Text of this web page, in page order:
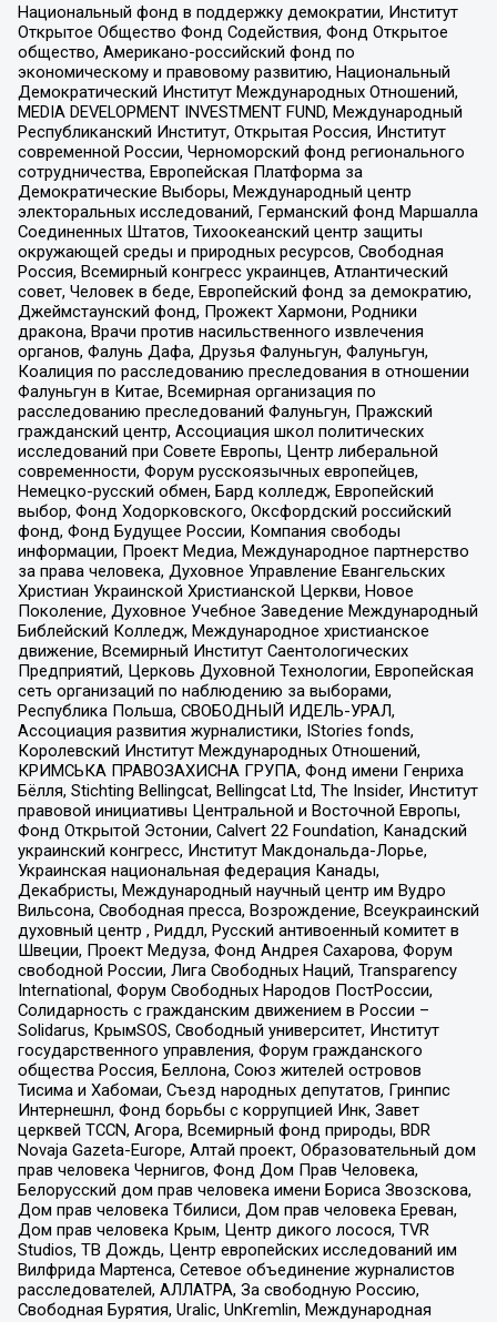
Национальный фонд в поддержку демократии, Институт
Открытое Общество Фонд Содействия, Фонд Открытое
общество, Американо-российский фонд по
экономическому и правовому развитию, Национальный
Демократический Институт Международных Отношений,
MEDIA DEVELOPMENT INVESTMENT FUND, Международный
Республиканский Институт, Открытая Россия, Институт
современной России, Черноморский фонд регионального
сотрудничества, Европейская Платформа за
Демократические Выборы, Международный центр
электоральных исследований, Германский фонд Маршалла
Соединенных Штатов, Тихоокеанский центр защиты
окружающей среды и природных ресурсов, Свободная
Россия, Всемирный конгресс украинцев, Атлантический
совет, Человек в беде, Европейский фонд за демократию,
Джеймстаунский фонд, Прожект Хармони, Родники
дракона, Врачи против насильственного извлечения
органов, Фалунь Дафа, Друзья Фалуньгун, Фалуньгун,
Коалиция по расследованию преследования в отношении
Фалуньгун в Китае, Всемирная организация по
расследованию преследований Фалуньгун, Пражский
гражданский центр, Ассоциация школ политических
исследований при Совете Европы, Центр либеральной
современности, Форум русскоязычных европейцев,
Немецко-русский обмен, Бард колледж, Европейский
выбор, Фонд Ходорковского, Оксфордский российский
фонд, Фонд Будущее России, Компания свободы
информации, Проект Медиа, Международное партнерство
за права человека, Духовное Управление Евангельских
Христиан Украинской Христианской Церкви, Новое
Поколение, Духовное Учебное Заведение Международный
Библейский Колледж, Международное христианское
движение, Всемирный Институт Саентологических
Предприятий, Церковь Духовной Технологии, Европейская
сеть организаций по наблюдению за выборами,
Республика Польша, СВОБОДНЫЙ ИДЕЛЬ-УРАЛ,
Ассоциация развития журналистики, IStories fonds,
Королевский Институт Международных Отношений,
КРИМСЬКА ПРАВОЗАХИСНА ГРУПА, Фонд имени Генриха
Бёлля, Stichting Bellingcat, Bellingcat Ltd, The Insider, Институт
правовой инициативы Центральной и Восточной Европы,
Фонд Открытой Эстонии, Calvert 22 Foundation, Канадский
украинский конгресс, Институт Макдональда-Лорье,
Украинская национальная федерация Канады,
Декабристы, Международный научный центр им Вудро
Вильсона, Свободная пресса, Возрождение, Всеукраинский
духовный центр , Риддл, Русский антивоенный комитет в
Швеции, Проект Медуза, Фонд Андрея Сахарова, Форум
свободной России, Лига Свободных Наций, Transparеncy
International, Форум Свободных Народов ПостРоссии,
Солидарность с гражданским движением в России –
Solidarus, КрымSOS, Свободный университет, Институт
государственного управления, Форум гражданского
общества Россия, Беллона, Союз жителей островов
Тисима и Хабомаи, Съезд народных депутатов, Гринпис
Интернешнл, Фонд борьбы с коррупцией Инк, Завет
церквей TCCN, Агора, Всемирный фонд природы, BDR
Novaja Gazeta-Europe, Алтай проект, Образовательный дом
прав человека Чернигов, Фонд Дом Прав Человека,
Белорусский дом прав человека имени Бориса Звозскова,
Дом прав человека Тбилиси, Дом прав человека Ереван,
Дом прав человека Крым, Центр дикого лосося, TVR
Studios, ТВ Дождь, Центр европейских исследований им
Вилфрида Мартенса, Сетевое объединение журналистов
расследователей, АЛЛАТРА, За свободную Россию,
Свободная Бурятия, Uralic, UnKremlin, Международная